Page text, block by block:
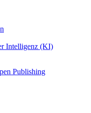
Intelligenz (KI)
Publishing